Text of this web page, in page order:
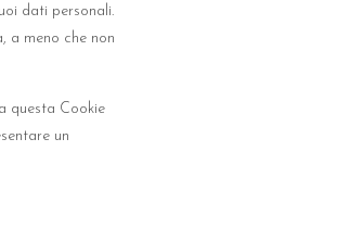
dati personali.
a meno che non
questa Cookie
un